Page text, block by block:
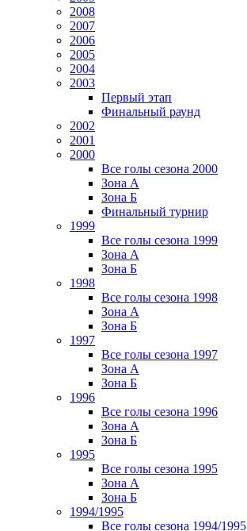
2008
2007
2006
2005
2004
2003
Первый этап
Финальный раунд
2002
2001
2000
Все голы сезона 2000
Зона А
Зона Б
Финальный турнир
1999
Все голы сезона 1999
Зона А
Зона Б
1998
Все голы сезона 1998
Зона А
Зона Б
1997
Все голы сезона 1997
Зона А
Зона Б
1996
Все голы сезона 1996
Зона А
Зона Б
1995
Все голы сезона 1995
Зона А
Зона Б
1994/1995
Все голы сезона 1994/1995